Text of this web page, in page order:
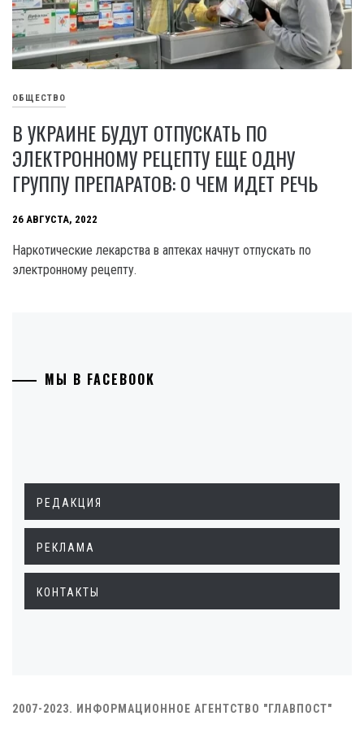
ОБЩЕСТВО
В УКРАИНЕ БУДУТ ОТПУСКАТЬ ПО
ЭЛЕКТРОННОМУ РЕЦЕПТУ ЕЩЕ ОДНУ
ГРУППУ ПРЕПАРАТОВ: О ЧЕМ ИДЕТ РЕЧЬ
26 АВГУСТА, 2022
Наркотические лекарства в аптеках начнут отпускать по
электронному рецепту.
МЫ В FACEBOOK
РЕДАКЦИЯ
РЕКЛАМА
КОНТАКТЫ
2007-2023. ИНФОРМАЦИОННОЕ АГЕНТСТВО "ГЛАВПОСТ"